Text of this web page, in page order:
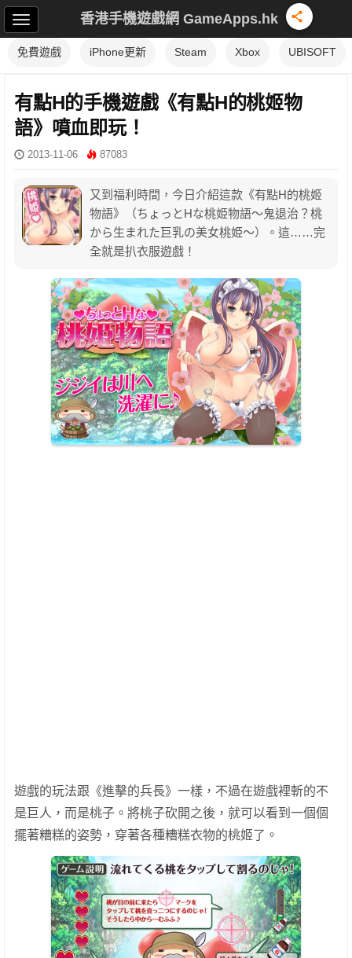
香港手機遊戲網 GameApps.hk
免費遊戲 iPhone更新 Steam Xbox UBISOFT
有點H的手機遊戲《有點H的桃姬物
語》噴血即玩！
2013-11-06 87083
又到福利時間，今日介紹這款《有點H的桃姬
物語》（ちょっとHな桃姫物語～鬼退治？桃
から生まれた巨乳の美女桃姫～）。這……完
全就是扒衣服遊戲！
遊戲的玩法跟《進擊的兵長》一樣，不過在遊戲裡斬的不
是巨人，而是桃子。將桃子砍開之後，就可以看到一個個
擺著糟糕的姿勢，穿著各種糟糕衣物的桃姬了。